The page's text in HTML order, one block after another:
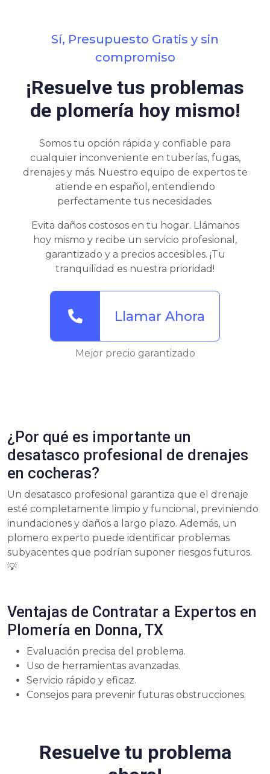
Sí, Presupuesto Gratis y sin
compromiso
¡Resuelve tus problemas
de plomería hoy mismo!
Somos tu opción rápida y confiable para
cualquier inconveniente en tuberías, fugas,
drenajes y más. Nuestro equipo de expertos te
atiende en español, entendiendo
perfectamente tus necesidades.
Evita daños costosos en tu hogar. Llámanos
hoy mismo y recibe un servicio profesional,
garantizado y a precios accesibles. ¡Tu
tranquilidad es nuestra prioridad!
Llamar Ahora
Mejor precio garantizado
¿Por qué es importante un
desatasco profesional de drenajes
en cocheras?
Un desatasco profesional garantiza que el drenaje
esté completamente limpio y funcional, previniendo
inundaciones y daños a largo plazo. Además, un
plomero experto puede identificar problemas
subyacentes que podrían suponer riesgos futuros.
💡
Ventajas de Contratar a Expertos en
Plomería en Donna, TX
Evaluación precisa del problema.
Uso de herramientas avanzadas.
Servicio rápido y eficaz.
Consejos para prevenir futuras obstrucciones.
Resuelve tu problema